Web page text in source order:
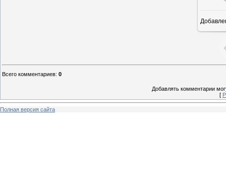
Всего комментариев: 0
Добавлять комментарии
[
Полная версия сайта